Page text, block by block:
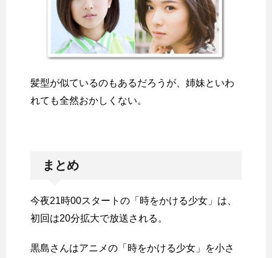
髪型が似ているのもあるだろうが、姉妹といわ
れても全然おかしくない。
まとめ
今夜21時00スタートの「時をかける少女」は、
初回は20分拡大で放送される。
黒島さんはアニメの「時をかける少女」を小さ